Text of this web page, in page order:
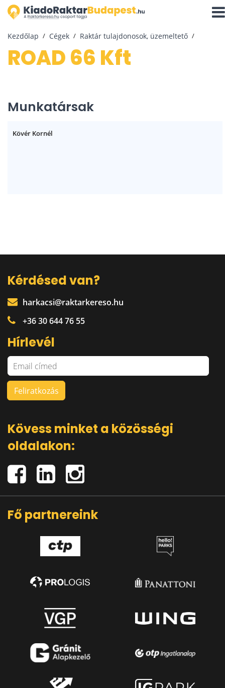
Kezdőlap Cégek Raktár tulajdonosok, üzemeltető
ROAD 66 Kft
Munkatársak
Kövér Kornél
Kérdésed van?
harkacsi@raktarkereso.hu
+36 30 644 76 55
Hírlevél
Kövess minket a közösségi
oldalakon:
Fő partnereink